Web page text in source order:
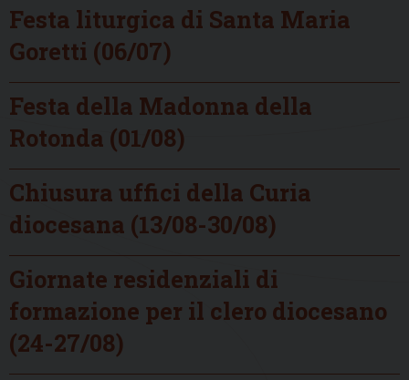
Festa liturgica di Santa Maria
Goretti (06/07)
Festa della Madonna della
Rotonda (01/08)
Chiusura uffici della Curia
diocesana (13/08-30/08)
Giornate residenziali di
formazione per il clero diocesano
(24-27/08)